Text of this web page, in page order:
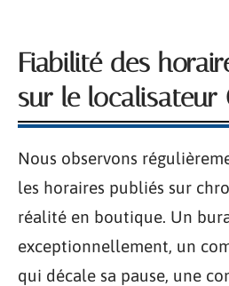
Fiabilité des
sur le localisateur
Nous observons
les horaires publiés sur
réalité en boutique. Un
exceptionnellement, un
qui décale sa pause, une